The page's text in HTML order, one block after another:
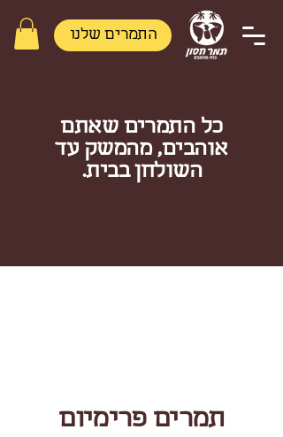
התמרים שלנו
כל התמרים שאתם
אוהבים, מהמשק עד
השולחן בבית.
תמרים פרימיום